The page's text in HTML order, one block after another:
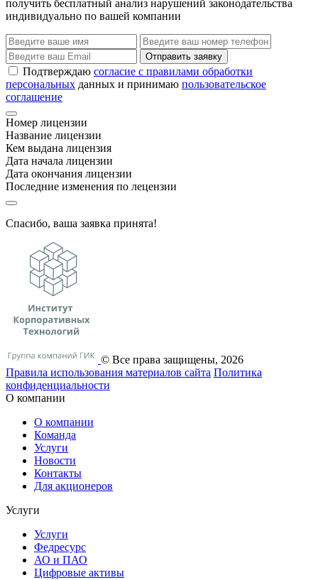
получить бесплатный анализ нарушений законодательства
индивидуально по вашей компании
Отправить заявку
Подтверждаю согласие с правилами обработки
персональных данных и принимаю пользовательское
соглашение
Номер лицензии
Название лицензии
Кем выдана лицензия
Дата начала лицензии
Дата окончания лицензии
Последние изменения по лецензии
Спасибо, ваша заявка принята!
© Все права защищены, 2026
Правила использования материалов сайта Политика
конфиденциальности
О компании
О компании
Команда
Услуги
Новости
Контакты
Для акционеров
Услуги
Услуги
Федресурс
АО и ПАО
Цифровые активы